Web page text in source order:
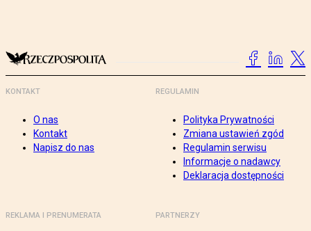
KONTAKT
O nas
Kontakt
Napisz do nas
REGULAMIN
Polityka Prywatności
Zmiana ustawień zgód
Regulamin serwisu
Informacje o nadawcy
Deklaracja dostępności
REKLAMA I PRENUMERATA PARTNERZY